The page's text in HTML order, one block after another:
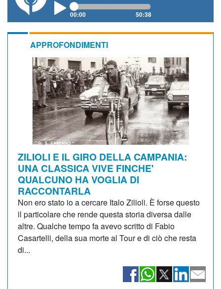
00:00 50:38
APPROFONDIMENTI
ZILIOLI E IL GIRO DELLA CAMPANIA:
UNA CLASSICA VIVE FINCHE'
QUALCUNO HA VOGLIA DI
RACCONTARLA
Non ero stato io a cercare Italo Zilioli. È forse questo
il particolare che rende questa storia diversa dalle
altre. Qualche tempo fa avevo scritto di Fabio
Casartelli, della sua morte al Tour e di ciò che resta
di...